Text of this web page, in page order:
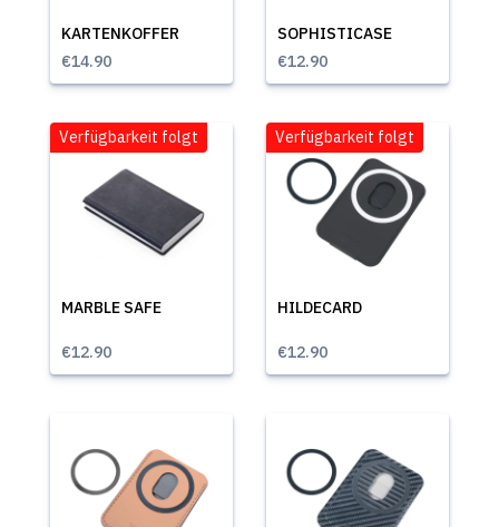
KARTENKOFFER
€14.90
SOPHISTICASE
€12.90
MARBLE SAFE
Verfügbarkeit folgt
€12.90
HILDECARD
Verfügbarkeit folgt
€12.90